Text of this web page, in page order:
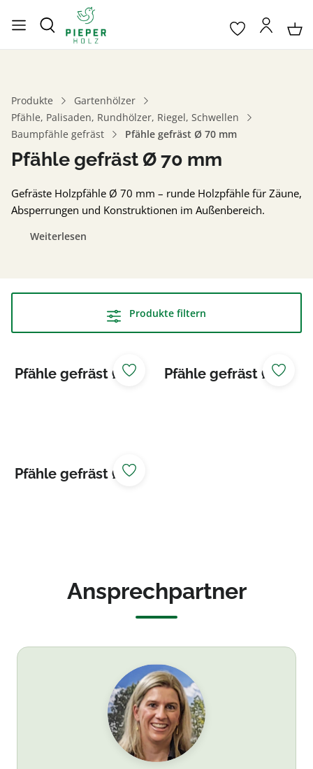
Produkte
Gartenhölzer
Pfähle, Palisaden, Rundhölzer, Riegel, Schwellen
Baumpfähle gefräst
Pfähle gefräst Ø 70 mm
Pfähle gefräst Ø 70 mm
Gefräste Holzpfähle Ø 70 mm – runde Holzpfähle für Zäune,
Absperrungen und Konstruktionen im Außenbereich.
Weiterlesen
Produkte filtern
Pfähle gefräst Ø
Pfähle gefräst Ø
Pfähle gefräst Ø
Ansprechpartner